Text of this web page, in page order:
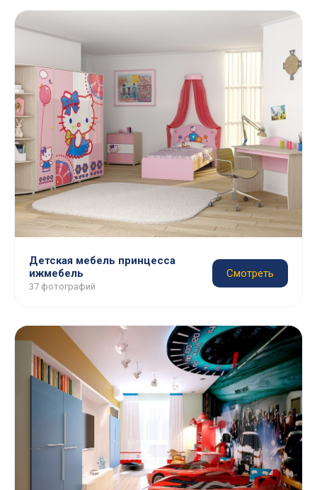
Детская мебель принцесса
ижмебель
37 фотографий
Смотреть